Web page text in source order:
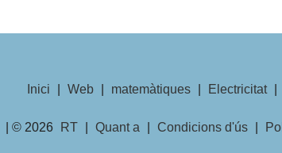
Inici Web matemàtiques Electricitat
| © 2026 RT Quant a Condicions d'ús